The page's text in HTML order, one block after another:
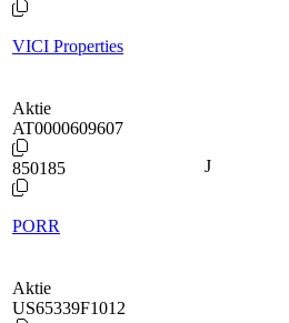
VICI Properties
Aktie
AT0000609607
850185
PORR
J
Aktie
US65339F1012